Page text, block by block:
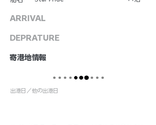
ARRIVAL
DEPRATURE
​寄港地情報
出港日／他の出港日